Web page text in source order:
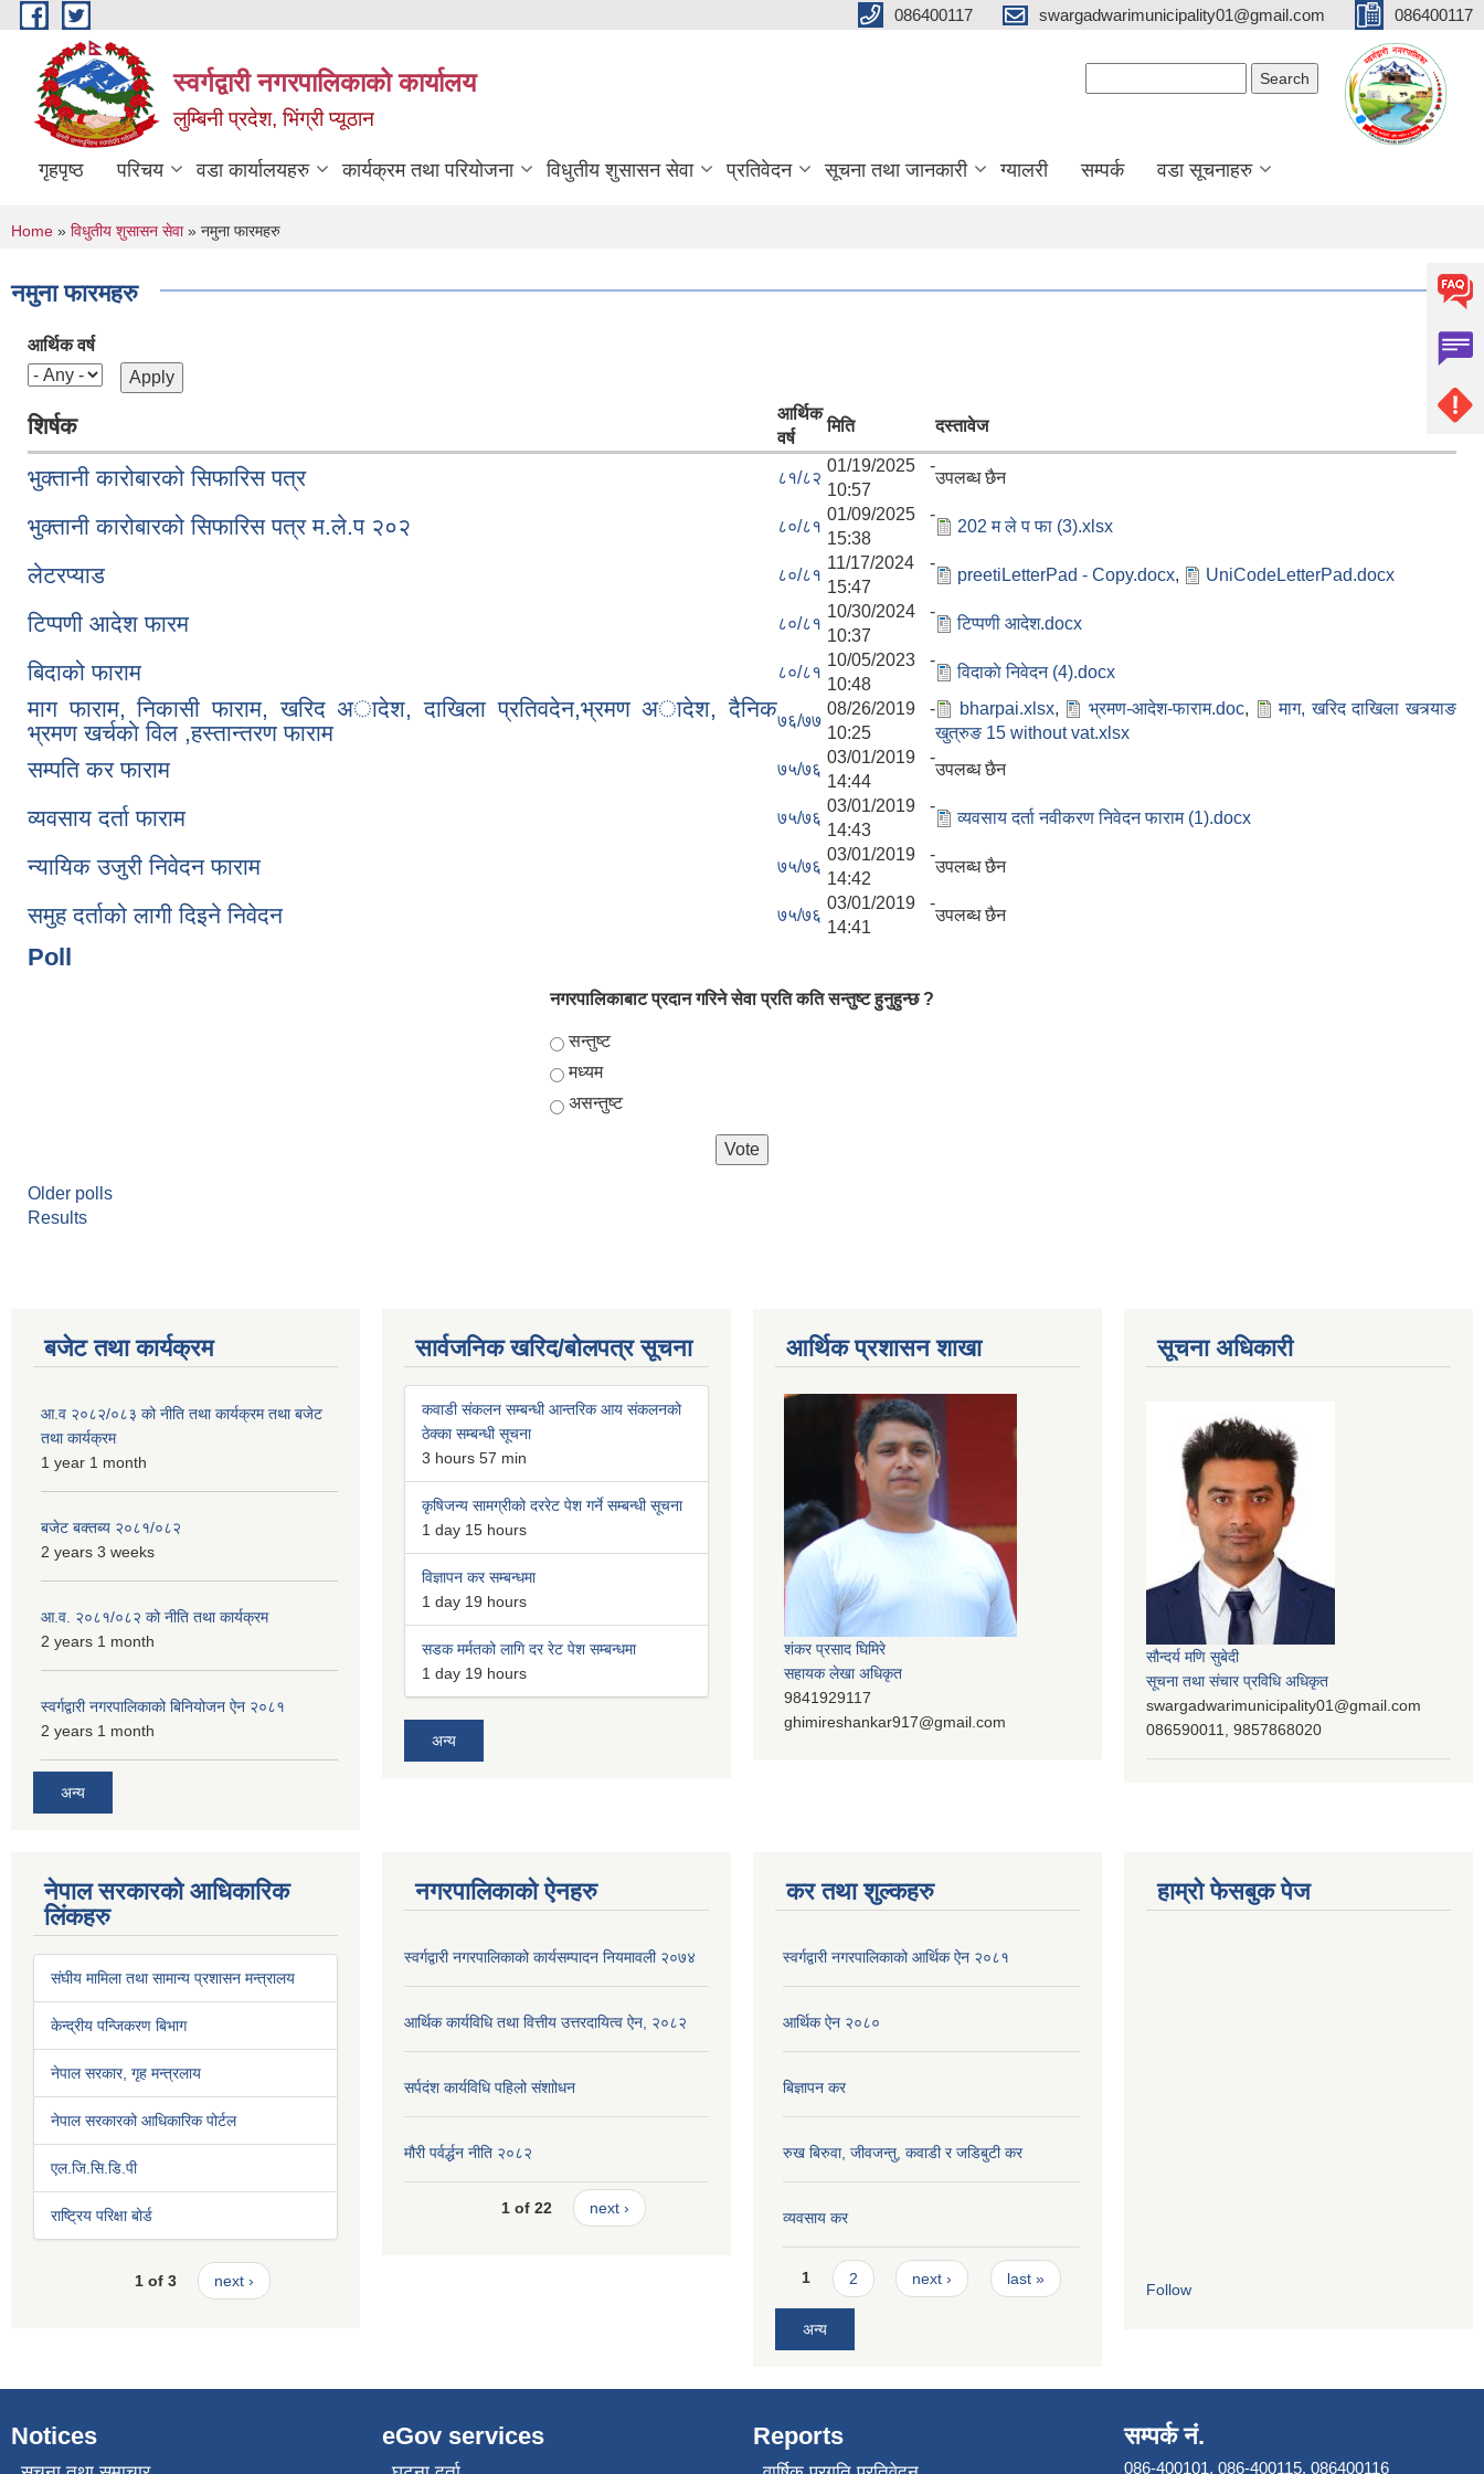
Skip to main content 086400117 swargadwarimunicipality01@gmail.com 086400117
स्वर्गद्वारी नगरपालिकाको कार्यालय
लुम्बिनी प्रदेश, भिंग्री प्यूठान
गृहपृष्ठ परिचय वडा कार्यालयहरु कार्यक्रम तथा परियोजना विधुतीय शुसासन सेवा प्रतिवेदन सूचना तथा जानकारी ग्यालरी सम्पर्क वडा सूचनाहरु
You are here
Home » विधुतीय शुसासन सेवा» नमुना फारमहरु
नमुना फारमहरु
आर्थिक वर्ष
शिर्षक
आर्थिक
वर्ष
मिति दस्तावेज
भुक्तानी कारोबारको सिफारिस पत्र ८१/८२
01/19/2025 -
10:57
उपलब्ध छैन
भुक्तानी कारोबारको सिफारिस पत्र म.ले.प २०२ ८०/८१
01/09/2025 -
15:38
202 म ले प फा (3).xlsx
लेटरप्याड ८०/८१
11/17/2024 -
15:47
preetiLetterPad - Copy.docx, UniCodeLetterPad.docx
टिप्पणी आदेश फारम ८०/८१
10/30/2024 -
10:37
टिप्पणी आदेश.docx
बिदाको फाराम ८०/८१
10/05/2023 -
10:48
विदाकाे निवेदन (4).docx
माग फाराम, निकासी फाराम, खरिद अादेश, दाखिला प्रतिवदेन,भ्रमण अादेश, दैनिक
भ्रमण खर्चकाे विल ,हस्तान्तरण फाराम
७६/७७
08/26/2019 -
10:25
bharpai.xlsx, भ्रमण-आदेश-फाराम.doc,
माग, खरिद दाखिला खत्र्याङ
खुत्रुङ 15 without vat.xlsx
सम्पति कर फाराम ७५/७६
03/01/2019 -
14:44
उपलब्ध छैन
व्यवसाय दर्ता फाराम ७५/७६
03/01/2019 -
14:43
व्यवसाय दर्ता नवीकरण निवेदन फाराम (1).docx
न्यायिक उजुरी निवेदन फाराम ७५/७६
03/01/2019 -
14:42
उपलब्ध छैन
समुह दर्ताको लागी दिइने निवेदन ७५/७६
03/01/2019 -
14:41
उपलब्ध छैन
Poll
नगरपालिकाबाट प्रदान गरिने सेवा प्रति कति सन्तुष्ट हुनुहुन्छ ?
Choices
सन्तुष्ट
मध्यम
असन्तुष्ट
Older polls
Results
बजेट तथा कार्यक्रम
आ.व २०८२/०८३ को नीति तथा कार्यक्रम तथा बजेट
तथा कार्यक्रम
1 year 1 month
बजेट बक्तब्य २०८१/०८२
2 years 3 weeks
आ.व. २०८१/०८२ को नीति तथा कार्यक्रम
2 years 1 month
स्वर्गद्वारी नगरपालिकाको बिनियोजन ऐन २०८१
2 years 1 month
अन्य
सार्वजनिक खरिद/बोलपत्र सूचना
कवाडी संकलन सम्बन्धी आन्तरिक आय संकलनको
ठेक्का सम्बन्धी सूचना
3 hours 57 min
कृषिजन्य सामग्रीको दररेट पेश गर्ने सम्बन्धी सूचना
1 day 15 hours
विज्ञापन कर सम्बन्धमा
1 day 19 hours
सडक मर्मतको लागि दर रेट पेश सम्बन्धमा
1 day 19 hours
अन्य
आर्थिक प्रशासन शाखा
शंकर प्रसाद घिमिरे
सहायक लेखा अधिकृत
9841929117
ghimireshankar917@gmail.com
सूचना अधिकारी
सौन्दर्य मणि सुबेदी
सूचना तथा संचार प्रविधि अधिकृत
swargadwarimunicipality01@gmail.com
086590011, 9857868020
नेपाल सरकारको आधिकारिक
लिंकहरु
संघीय मामिला तथा सामान्य प्रशासन मन्त्रालय
केन्द्रीय पन्जिकरण बिभाग
नेपाल सरकार, गृह मन्त्रलाय
नेपाल सरकारको आधिकारिक पोर्टल
एल.जि.सि.डि.पी
राष्ट्रिय परिक्षा बोर्ड
1 of 3 next ›
नगरपालिकाको ऐनहरु
स्वर्गद्वारी नगरपालिकाको कार्यसम्पादन नियमावली २०७४
आर्थिक कार्यविधि तथा वित्तीय उत्तरदायित्व ऐन, २०८२
सर्पदंश कार्यविधि पहिलो संशाोधन
मौरी पर्वर्द्धन नीति २०८२
1 of 22 next ›
कर तथा शुल्कहरु
स्वर्गद्वारी नगरपालिकाको आर्थिक ऐन २०८१
आर्थिक ऐन २०८०
बिज्ञापन कर
रुख बिरुवा, जीवजन्तु, कवाडी र जडिबुटी कर
व्यवसाय कर
Pages
1 2 next › last »
अन्य
हाम्रो फेसबुक पेज
Follow
Notices eGov services Reports सम्पर्क नं.
086-400101, 086-400115, 086400116